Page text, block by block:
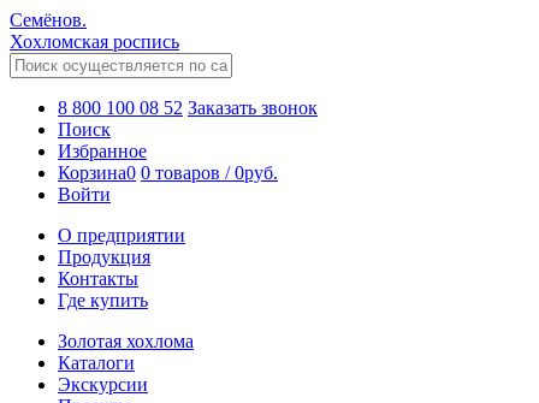
Семёнов.
Хохломская роспись
8 800 100 08 52 Заказать звонок
Поиск
Избранное
Корзина0 0 товаров /0руб.
Войти
О предприятии
Продукция
Контакты
Где купить
Золотая хохлома
Каталоги
Экскурсии